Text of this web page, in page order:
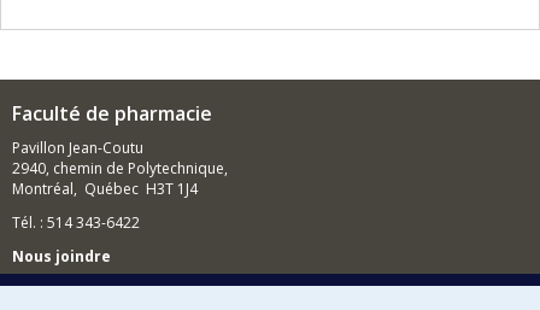
Faculté de pharmacie
Pavillon Jean-Coutu
2940, chemin de Polytechnique,
Montréal, Québec H3T 1J4
Tél. : 514 343-6422
Nous joindre
Nous trouver